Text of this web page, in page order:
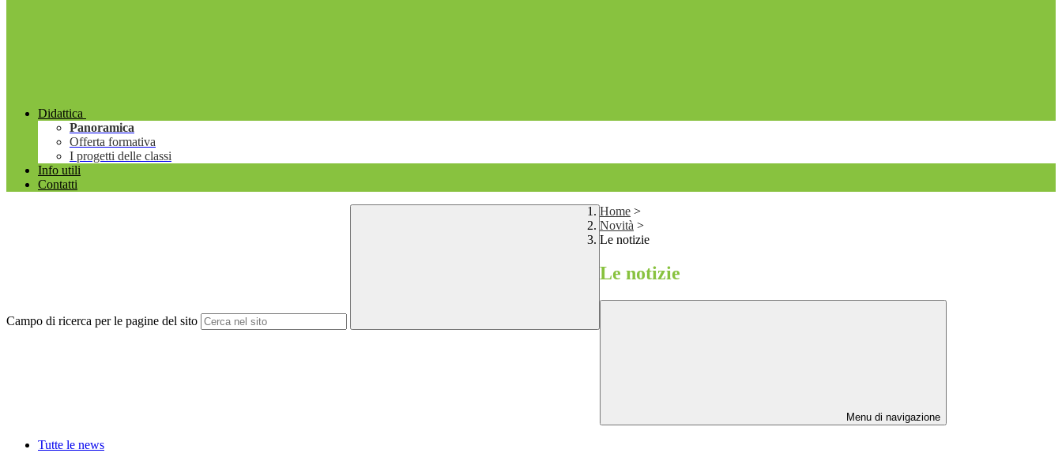
Didattica
Panoramica
Offerta formativa
I progetti delle classi
Info utili
Contatti
Campo di ricerca per le pagine del sito
Home >
Novità >
Le notizie
Le notizie
Menu di navigazione
Tutte le news